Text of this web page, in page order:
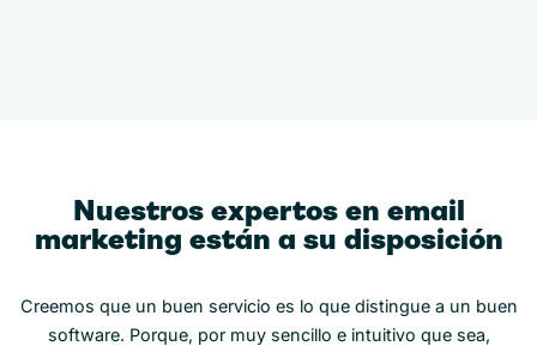
Nuestros expertos en email
marketing están a su disposición
Creemos que un buen servicio es lo que distingue a un buen
software. Porque, por muy sencillo e intuitivo que sea,